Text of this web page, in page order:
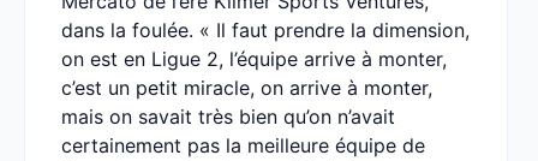
dans la foulée. « Il faut prendre la dimension,
on est en Ligue 2, l’équipe arrive à monter,
c’est un petit miracle, on arrive à monter,
mais on savait très bien qu’on n’avait
certainement pas la meilleure équipe de